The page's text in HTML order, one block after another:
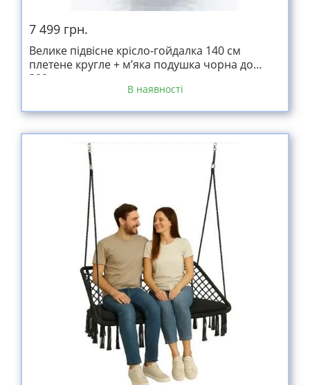
7 499 грн.
Велике підвісне крісло-гойдалка 140 см
плетене кругле + м’яка подушка чорна до
300кг
В наявності